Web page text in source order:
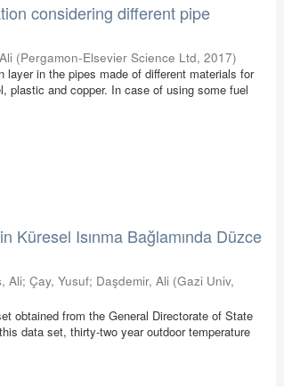
considering different pipe
(Pergamon-Elsevier Science Ltd,2017)
in the pipes made of different materials for
plastic and copper. In case of using some fuel
Küresel Isınma Bağlamında Düzce
Ali;Çay, Yusuf; Daşdemir, Ali (Gazi Univ,
obtained from the General Directorate of State
data set, thirty-two year outdoor temperature